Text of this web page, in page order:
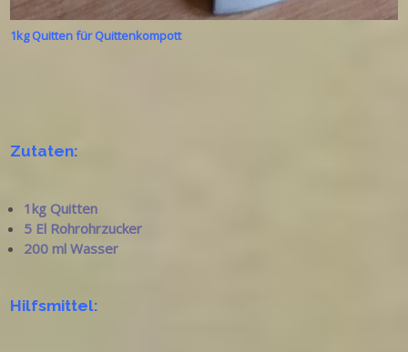
1kg Quitten für Quittenkompott
Zutaten:
1kg Quitten
5 El Rohrohrzucker
200 ml Wasser
Hilfsmittel: